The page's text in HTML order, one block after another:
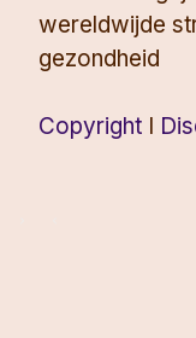
wereldwijde
gezondheid
Copyright I